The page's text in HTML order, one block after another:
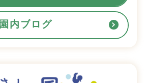
園内ブログ